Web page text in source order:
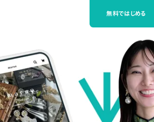
無料ではじめる